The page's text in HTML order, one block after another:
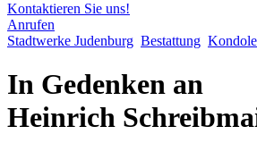
Kontaktieren Sie uns!
Anrufen
Stadtwerke Judenburg Bestattung
In Gedenken an
Heinrich